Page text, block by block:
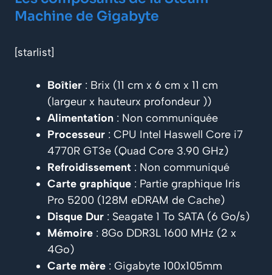
Machine de Gigabyte
[starlist]
Boîtier : Brix (11 cm x 6 cm x 11 cm
(largeur x hauteurx profondeur ))
Alimentation : Non communiquée
Processeur : CPU Intel Haswell Core i7
4770R GT3e (Quad Core 3.90 GHz)
Refroidissement : Non communiqué
Carte graphique : Partie graphique Iris
Pro 5200 (128M eDRAM de Cache)
Disque Dur : Seagate 1 To SATA (6 Go/s)
Mémoire : 8Go DDR3L 1600 MHz (2 x
4Go)
Carte mère : Gigabyte 100x105mm